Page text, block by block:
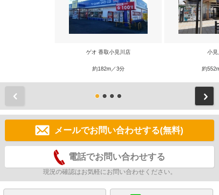
ゲオ 香取小見川店
約182m／3分
小見
約
メールでお問い合わせする(無料)
電話でお問い合わせする
現況の確認はお気軽にお問い合わせください。